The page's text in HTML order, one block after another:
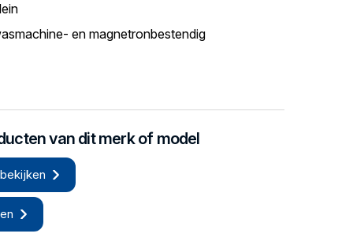
en magnetronbestendig
van dit merk of model